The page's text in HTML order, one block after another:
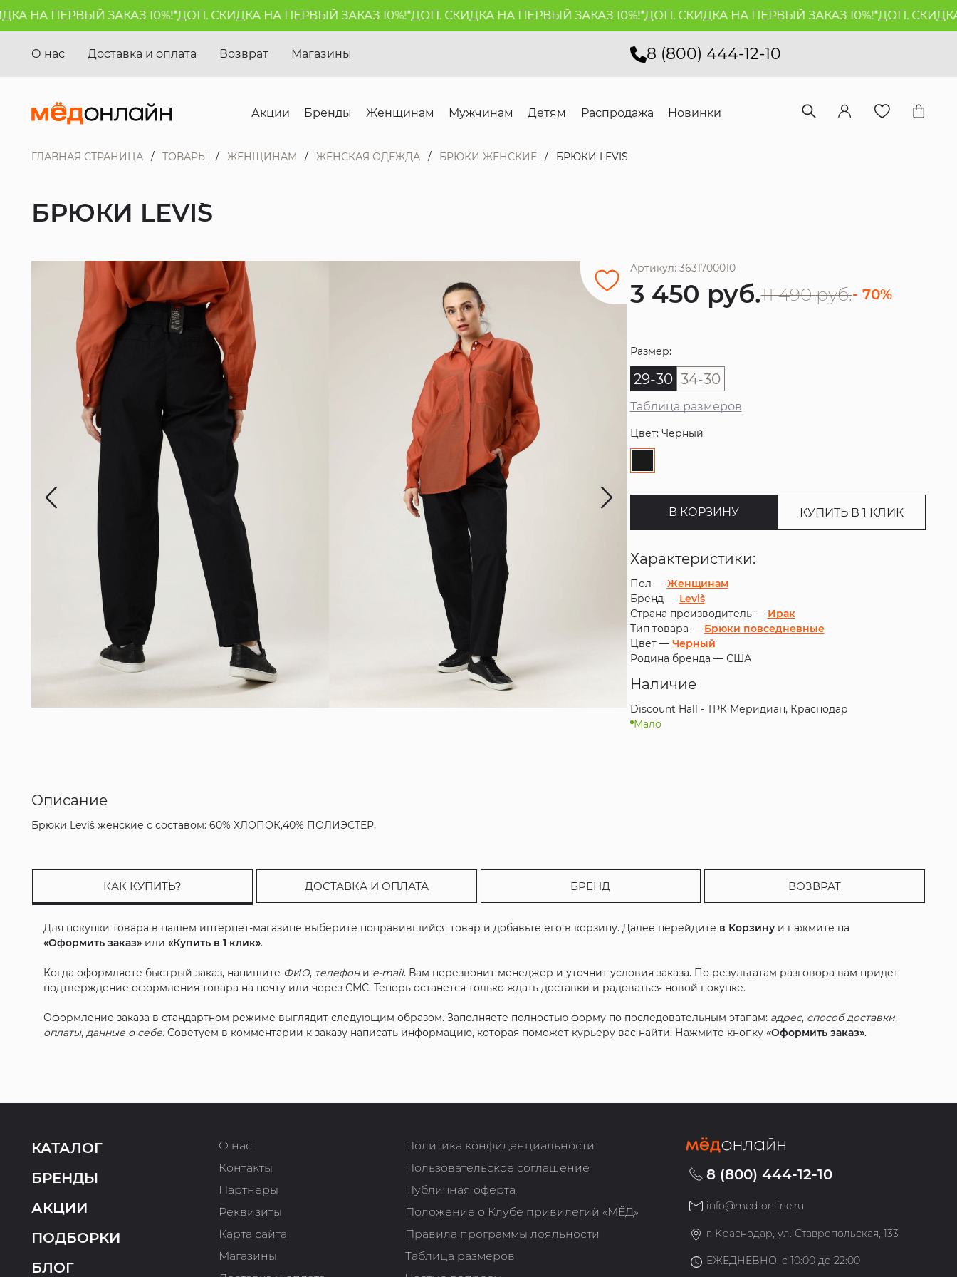
НА ПЕРВЫЙ ЗАКАЗ 10%!*ДОП. СКИДКА НА ПЕРВЫЙ ЗАКАЗ 10%!*ДОП. СКИДКА НА ПЕРВЫЙ ЗАКАЗ 10%!*ДОП. СКИДКА НА ПЕРВЫЙ ЗАКАЗ 10%!*ДОП. СКИДКА
8 (800) 444-12-10
О нас Доставка и оплата Возврат Магазины
Акции Бренды Женщинам Мужчинам Детям Распродажа Новинки
ГЛАВНАЯ СТРАНИЦА ТОВАРЫ ЖЕНЩИНАМ ЖЕНСКАЯ ОДЕЖДА БРЮКИ ЖЕНСКИЕ БРЮКИ LEVI`S
БРЮКИ LEVI`S
Артикул: 3631700010
3 450 руб.11 490 руб.- 70%
Размер:
29-30 34-30
Таблица размеров
Цвет: Черный
В КОРЗИНУ КУПИТЬ В 1 КЛИК
Характеристики:
Пол — Женщинам
Бренд — Levi`s
Страна производитель — Ирак
Тип товара — Брюки повседневные
Цвет — Черный
Родина бренда — США
Наличие
Discount Hall - ТРК Меридиан, Краснодар
Мало
Описание
Брюки Levi`s женские с составом: 60% ХЛОПОК,40% ПОЛИЭСТЕР,
КАК КУПИТЬ? ДОСТАВКА И ОПЛАТА БРЕНД ВОЗВРАТ
Для покупки товара в нашем интернет-магазине выберите понравившийся товар и добавьте его в корзину. Далее перейдите в Корзину и нажмите на
«Оформить заказ» или«Купить в 1 клик».
Когда оформляете быстрый заказ, напишите ФИО, телефони e-mail. Вам перезвонит менеджер и уточнит условия заказа. По результатам разговора вам придет
подтверждение оформления товара на почту или через СМС. Теперь останется только ждать доставки и радоваться новой покупке.
Оформление заказа в стандартном режиме выглядит следующим образом. Заполняете полностью форму по последовательным этапам: адрес, способ доставки,
оплаты,данные о себе. Советуем в комментарии к заказу написать информацию, которая поможет курьеру вас найти. Нажмите кнопку«Оформить заказ».
КАТАЛОГ
БРЕНДЫ
АКЦИИ
ПОДБОРКИ
БЛОГ
О нас
Контакты
Партнеры
Реквизиты
Карта сайта
Магазины
Политика конфиденциальности
Пользовательское соглашение
Публичная оферта
Положение о Клубе привилегий «МЁД»
Правила программы лояльности
Таблица размеров
8 (800) 444-12-10
info@med-online.ru
г. Краснодар, ул. Ставропольская, 133
ЕЖЕДНЕВНО, с 10:00 до 22:00